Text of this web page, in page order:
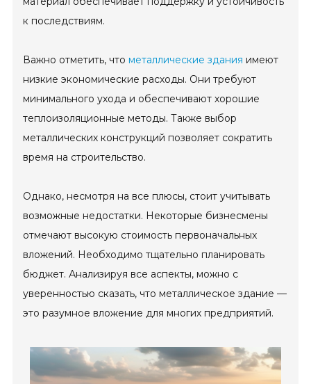
к последствиям.
Важно отметить, что металлические здания имеют
низкие экономические расходы. Они требуют
минимального ухода и обеспечивают хорошие
теплоизоляционные методы. Также выбор
металлических конструкций позволяет сократить
время на строительство.
Однако, несмотря на все плюсы, стоит учитывать
возможные недостатки. Некоторые бизнесмены
отмечают высокую стоимость первоначальных
вложений. Необходимо тщательно планировать
бюджет. Анализируя все аспекты, можно с
уверенностью сказать, что металлическое здание —
это разумное вложение для многих предприятий.